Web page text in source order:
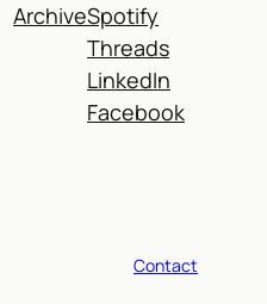
ArchiveSpotify
Threads
LinkedIn
Facebook
Contact